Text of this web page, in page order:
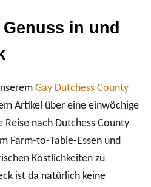
in und
Gay Dutchess County
Artikel über eine einwöchige
Reise nach Dutchess County
Farm-to-Table-Essen und
Köstlichkeiten zu
ist da natürlich keine